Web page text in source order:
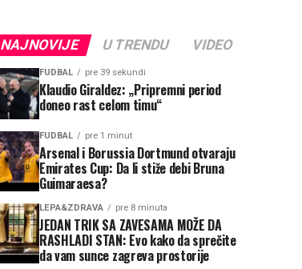
NAJNOVIJE U TRENDU VIDEO
FUDBAL pre 39 sekundi
Klaudio Giraldez: „Pripremni period
doneo rast celom timu“
FUDBAL pre 1 minut
Arsenal i Borussia Dortmund otvaraju
Emirates Cup: Da li stiže debi Bruna
Guimaraesa?
LEPA&ZDRAVA pre 8 minuta
JEDAN TRIK SA ZAVESAMA MOŽE DA
RASHLADI STAN: Evo kako da sprečite
da vam sunce zagreva prostorije